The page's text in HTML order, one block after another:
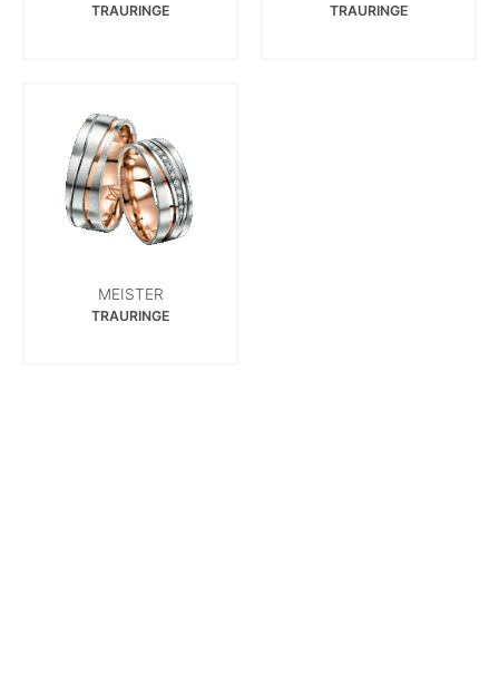
TRAURINGE TRAURINGE
MEISTER
TRAURINGE